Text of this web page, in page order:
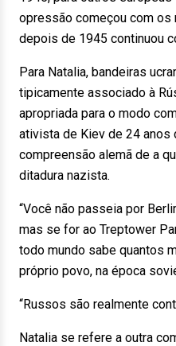
opressão começou com os
depois de 1945 continuou
Para Natalia, bandeiras
tipicamente associado à
apropriada para o modo
ativista de Kiev de 24 anos
compreensão alemã de a
ditadura nazista.
“Você não passeia por
mas se for ao Treptower
todo mundo sabe quantos
próprio povo, na época
“Russos são realmente
Natalia se refere a outra